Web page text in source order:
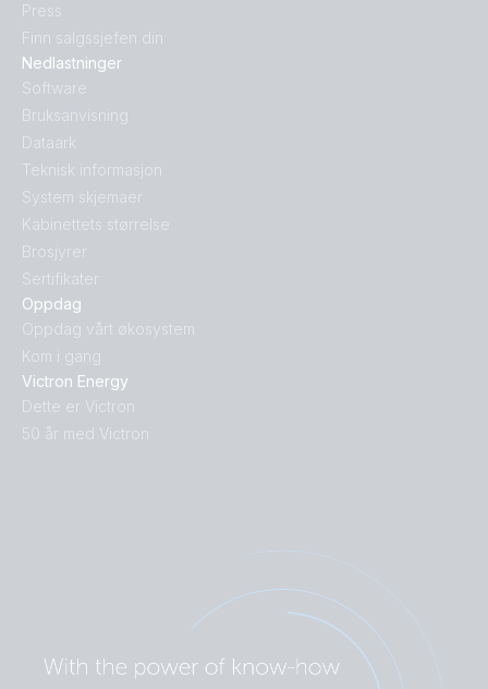
Oppdag
Oppdag vårt økosystem
Kom i gang
Victron Energy
Dette er Victron
50 år med Victron
Nedlastninger
Software
Bruksanvisning
Dataark
Teknisk informasjon
System skjemaer
Kabinettets størrelse
Brosjyrer
Sertifikater
Press
Finn salgssjefen din